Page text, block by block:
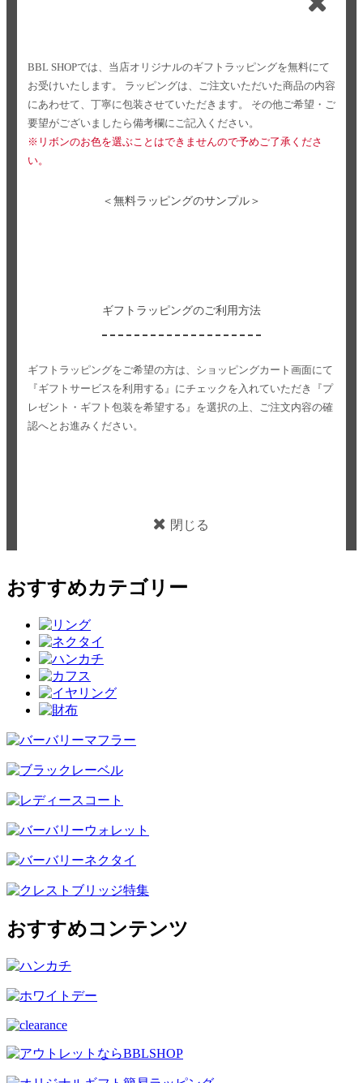
BBL SHOPでは、当店オリジナルのギフトラッピングを無料にて
お受けいたします。
ラッピングは、ご注文いただいた商品の内容
にあわせて、丁寧に包装させていただきます。
その他ご希望・ご
要望がございましたら備考欄にご記入ください。
※リボンのお色を選ぶことはできませんので予めご了承くださ
い。
＜無料ラッピングのサンプル＞
ギフトラッピングのご利用方法
ギフトラッピングをご希望の方は、ショッピングカート画面にて
『ギフトサービスを利用する』にチェックを入れていただき
『プ
レゼント・ギフト包装を希望する』を選択の上、ご注文内容の確
認へとお進みください。
閉じる
おすすめカテゴリー
おすすめコンテンツ